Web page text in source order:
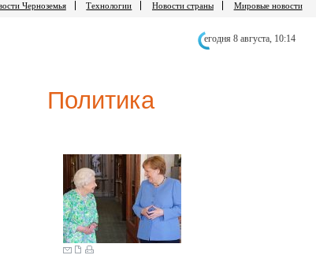
Черноземья
Технологии Новости страны Мировые новости
егодня 8 августа, 10:14
Политика